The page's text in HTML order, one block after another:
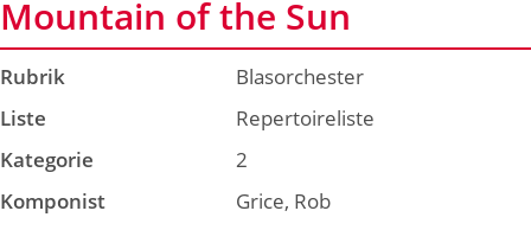
Mountain of the Sun
Rubrik
Blasorchester
Liste
Repertoireliste
Kategorie
2
Komponist
Grice, Rob